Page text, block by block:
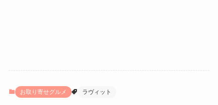
お取り寄せグルメ ラヴィット